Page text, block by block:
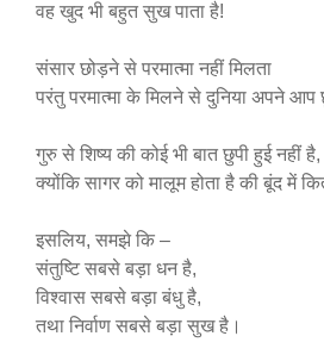
वह खुद भी बहुत सुख पाता है!
संसार छोड़ने से परमात्मा नहीं मिलता
परंतु परमात्मा के मिलने से दुनिया अपने आप
गुरु से शिष्य की कोई भी बात छुपी हुई नहीं है,
क्योंकि सागर को मालूम होता है की बूंद में
इसलिय, समझे कि –
संतुष्टि सबसे बड़ा धन है,
विश्वास सबसे बड़ा बंधु है,
तथा निर्वाण सबसे बड़ा सुख है।